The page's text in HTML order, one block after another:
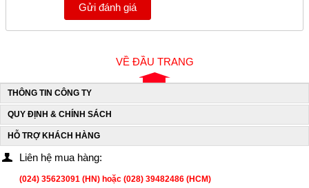
Gửi đánh giá
VỀ ĐẦU TRANG
THÔNG TIN CÔNG TY
QUY ĐỊNH & CHÍNH SÁCH
HỖ TRỢ KHÁCH HÀNG
Liên hệ mua hàng:
(024) 35623091 (HN) hoặc (028) 39482486 (HCM)